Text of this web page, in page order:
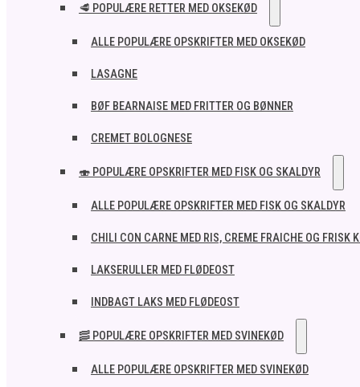
🥩 POPULÆRE RETTER MED OKSEKØD
ALLE POPULÆRE OPSKRIFTER MED OKSEKØD
LASAGNE
BØF BEARNAISE MED FRITTER OG BØNNER
CREMET BOLOGNESE
🍣 POPULÆRE OPSKRIFTER MED FISK OG SKALDYR
ALLE POPULÆRE OPSKRIFTER MED FISK OG SKALDYR
CHILI CON CARNE MED RIS, CREME FRAICHE OG FRISK
LAKSERULLER MED FLØDEOST
INDBAGT LAKS MED FLØDEOST
🥓 POPULÆRE OPSKRIFTER MED SVINEKØD
ALLE POPULÆRE OPSKRIFTER MED SVINEKØD